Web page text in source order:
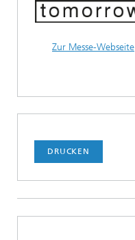
Zur Messe-Webseite
DRUCKEN